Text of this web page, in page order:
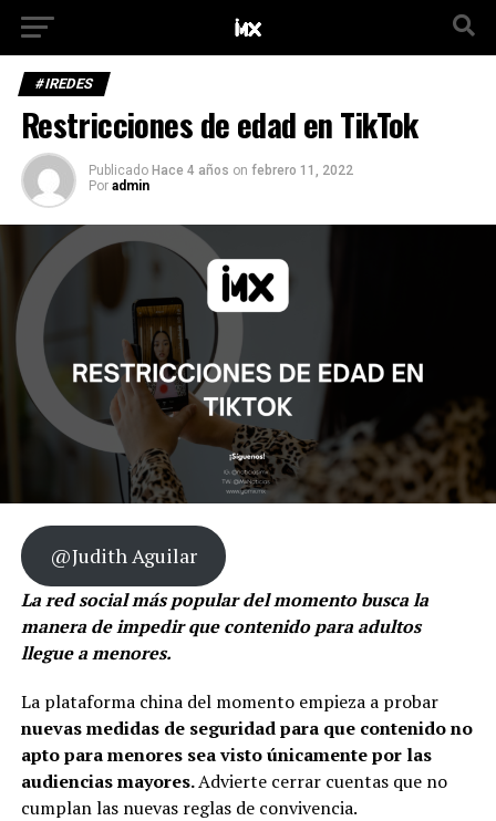
#IREDES
Restricciones de edad en TikTok
Publicado Hace 4 años on febrero 11, 2022
Por admin
@Judith Aguilar
La red social más popular del momento busca la
manera de impedir que contenido para adultos
llegue a menores.
La plataforma china del momento empieza a probar
nuevas medidas de seguridad para que contenido no
apto para menores sea visto únicamente por las
audiencias mayores.Advierte cerrar cuentas que no
cumplan las nuevas reglas de convivencia.